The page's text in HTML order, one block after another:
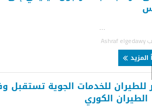
للخدمات الجوية تستقبل وفدا
الكوري